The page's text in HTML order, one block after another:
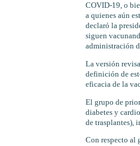
COVID-19, o
a quienes aún
declaró la
siguen
administración
La versión
definición de
eficacia de la
El grupo de
diabetes y
de trasplantes),
Con respecto al